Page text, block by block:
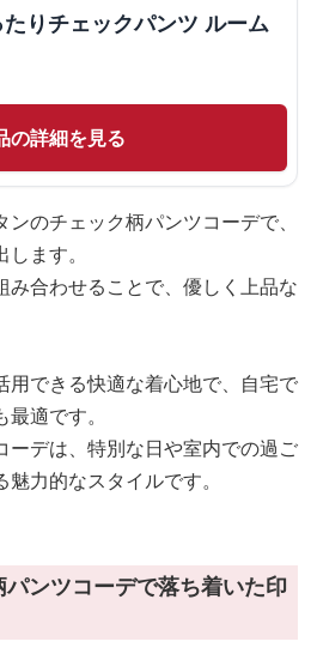
りチェックパンツ ルーム
の詳細を見る
のチェック柄パンツコーデで、
ます。
み合わせることで、優しく上品な
用できる快適な着心地で、自宅で
適です。
ーデは、特別な日や室内での過ご
力的なスタイルです。
ンツコーデで落ち着いた印